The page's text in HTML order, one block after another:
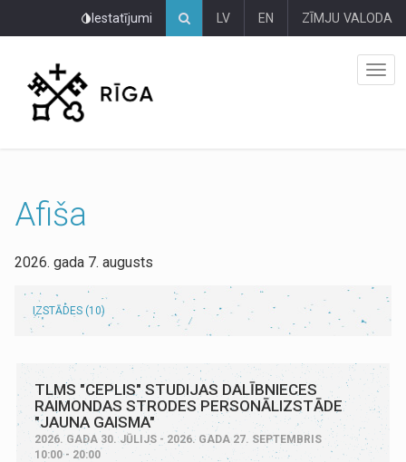
Iestatījumi LV EN ZĪMJU VALODA
Afiša
2026. gada 7. augusts
IZSTĀDES (10)
TLMS "CEPLIS" STUDIJAS DALĪBNIECES
RAIMONDAS STRODES PERSONĀLIZSTĀDE
"JAUNA GAISMA"
2026. GADA 30. JŪLIJS - 2026. GADA 27. SEPTEMBRIS
10:00 - 20:00